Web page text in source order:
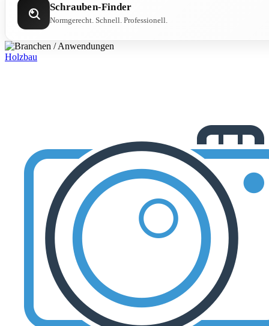
Schrauben-Finder
Normgerecht. Schnell. Professionell.
Holzbau